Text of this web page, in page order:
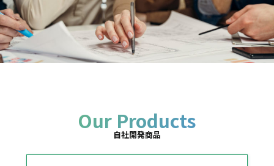
Our Products
自社開発商品